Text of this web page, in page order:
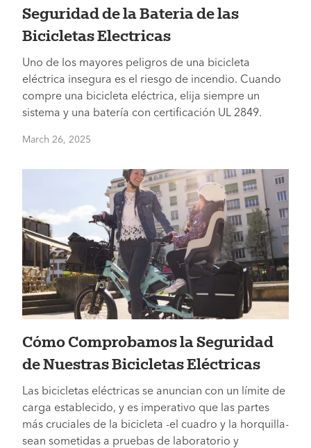
Seguridad de la Bateria de las
Bicicletas Electricas
Uno de los mayores peligros de una bicicleta
eléctrica insegura es el riesgo de incendio. Cuando
compre una bicicleta eléctrica, elija siempre un
sistema y una batería con certificación UL 2849.
March 26, 2025
Cómo Comprobamos la Seguridad
de Nuestras Bicicletas Eléctricas
Las bicicletas eléctricas se anuncian con un límite de
carga establecido, y es imperativo que las partes
más cruciales de la bicicleta -el cuadro y la horquilla-
sean sometidas a pruebas de laboratorio y